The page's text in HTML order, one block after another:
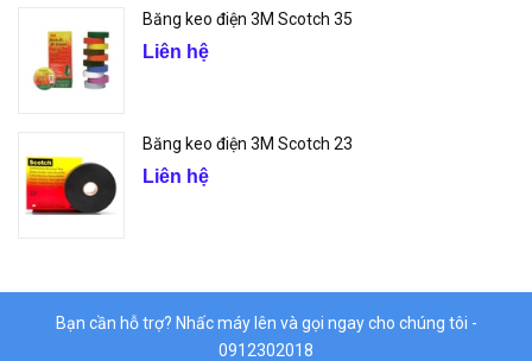
Băng keo điện 3M Scotch 35
Liên hệ
Băng keo điện 3M Scotch 23
Liên hệ
Bạn cần hỗ trợ? Nhấc máy lên và gọi ngay cho chúng tôi -
0912302018